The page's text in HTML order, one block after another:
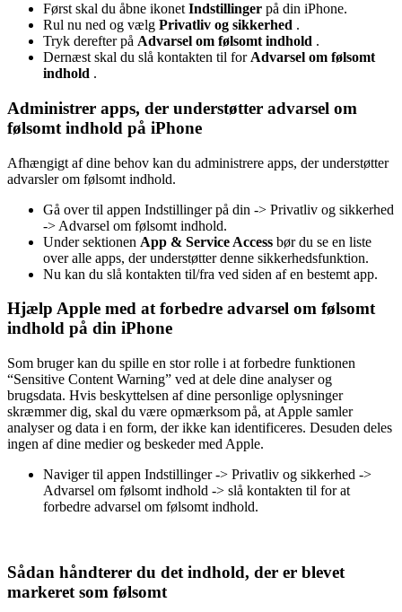
Først skal du åbne ikonet Indstillinger på din iPhone.
Rul nu ned og vælg Privatliv og sikkerhed .
Tryk derefter på Advarsel om følsomt indhold .
Dernæst skal du slå kontakten til for Advarsel om følsomt
indhold .
Administrer apps, der understøtter advarsel om
følsomt indhold på iPhone
Afhængigt af dine behov kan du administrere apps, der understøtter
advarsler om følsomt indhold.
Gå over til appen Indstillinger på din -> Privatliv og sikkerhed
-> Advarsel om følsomt indhold.
Under sektionen App & Service Access bør du se en liste
over alle apps, der understøtter denne sikkerhedsfunktion.
Nu kan du slå kontakten til/fra ved siden af ​​en bestemt app.
Hjælp Apple med at forbedre advarsel om følsomt
indhold på din iPhone
Som bruger kan du spille en stor rolle i at forbedre funktionen
“Sensitive Content Warning” ved at dele dine analyser og
brugsdata. Hvis beskyttelsen af ​​dine personlige oplysninger
skræmmer dig, skal du være opmærksom på, at Apple samler
analyser og data i en form, der ikke kan identificeres. Desuden deles
ingen af ​​dine medier og beskeder med Apple.
Naviger til appen Indstillinger -> Privatliv og sikkerhed ->
Advarsel om følsomt indhold -> slå kontakten til for at
forbedre advarsel om følsomt indhold.
Sådan håndterer du det indhold, der er blevet
markeret som følsomt